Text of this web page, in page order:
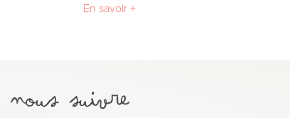
En savoir +